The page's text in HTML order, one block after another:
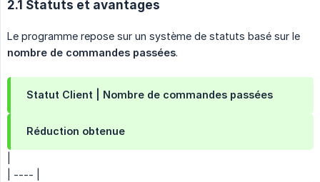
2.1 Statuts et avantages
Le programme repose sur un système de statuts basé sur le
nombre de commandes passées.
Statut Client | Nombre de commandes passées
Réduction obtenue
| ---- |